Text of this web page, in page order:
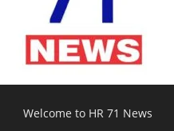
Welcome to HR 71 News